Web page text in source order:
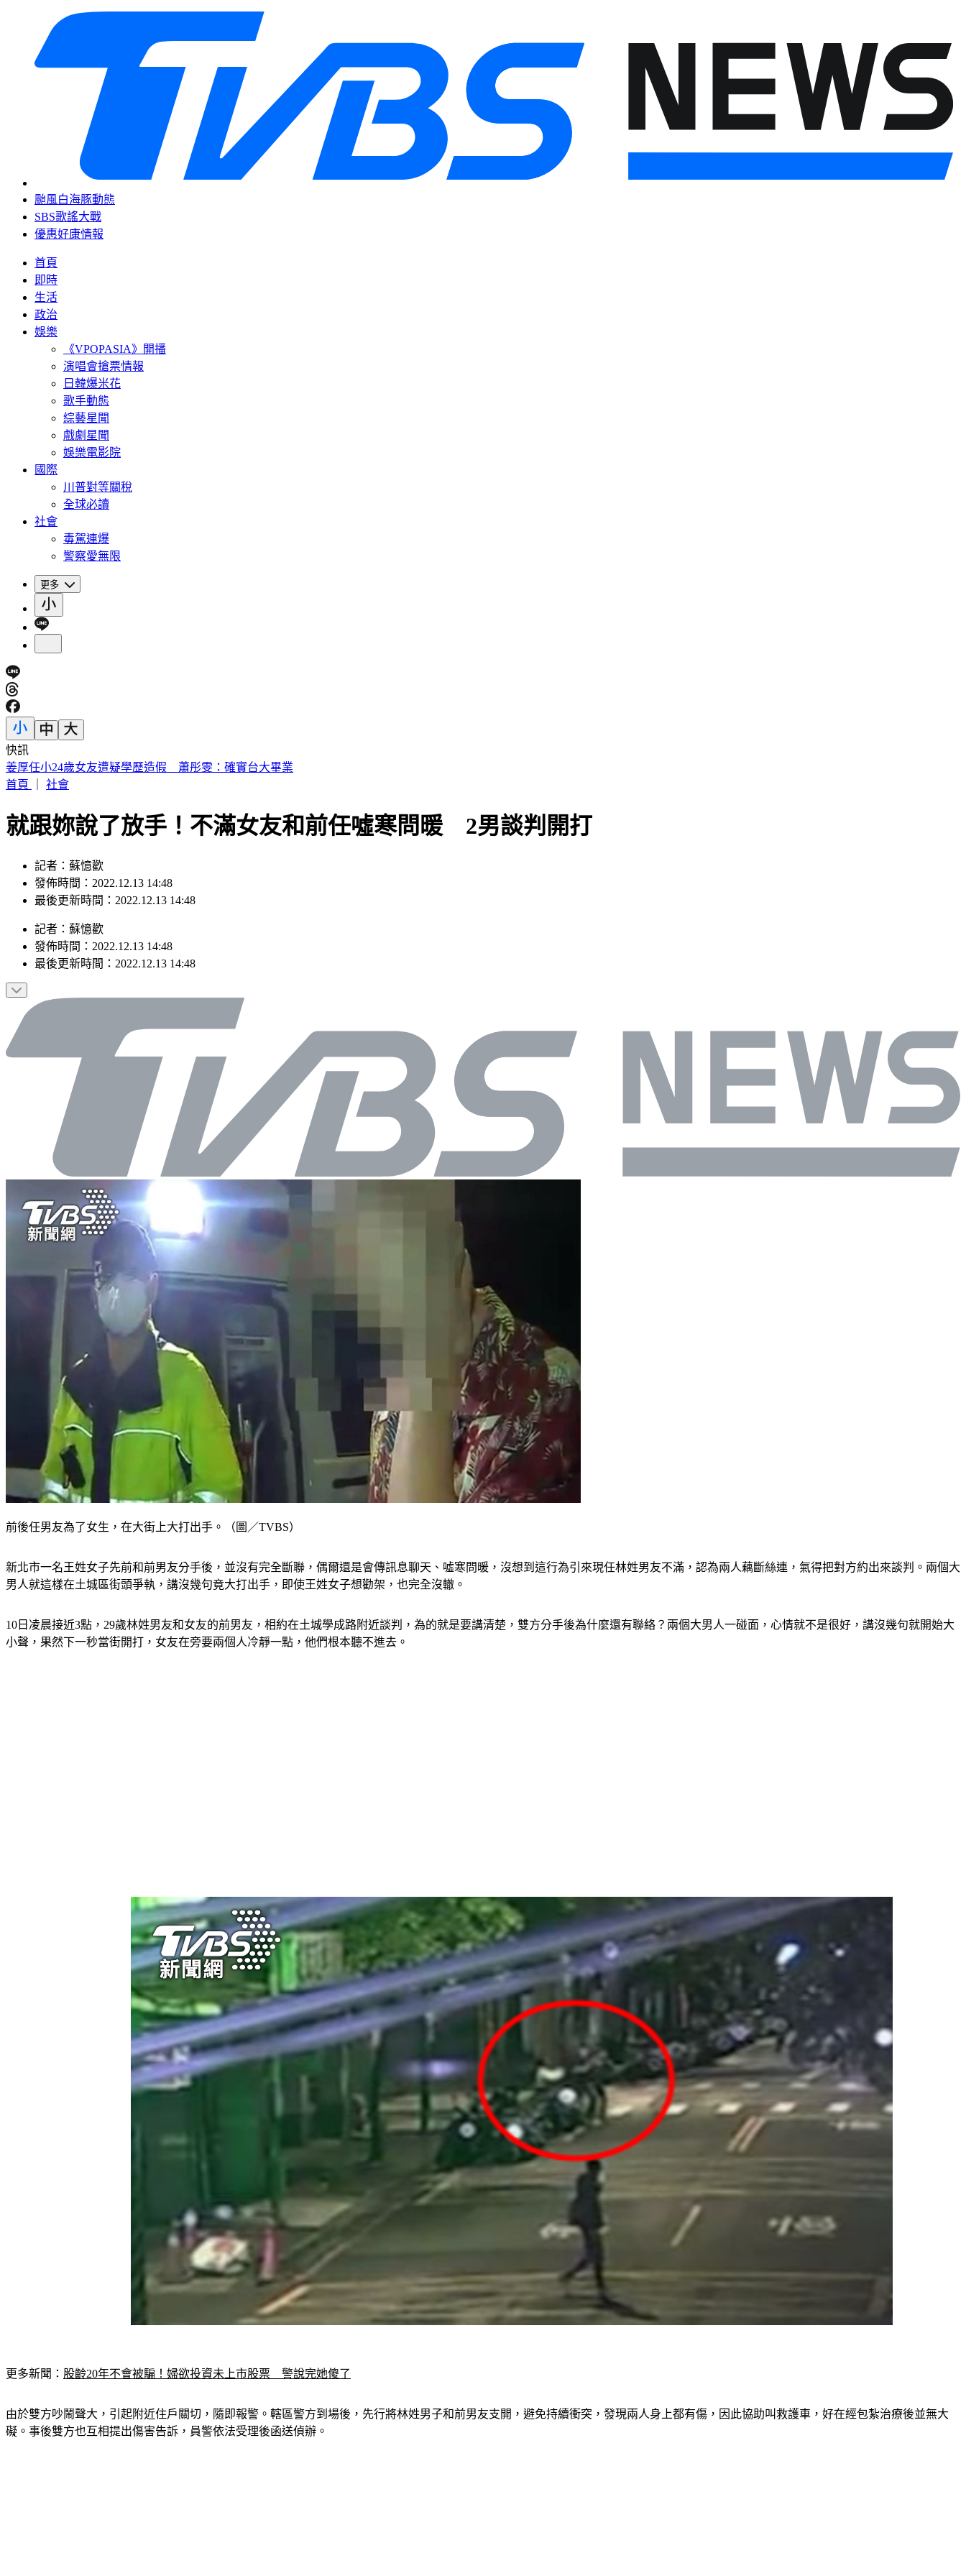
颱風白海豚動態
SBS歌謠大戰
優惠好康情報
首頁
即時
生活
政治
娛樂
《VPOPASIA》開播
演唱會搶票情報
日韓爆米花
歌手動態
綜藝星聞
戲劇星聞
娛樂電影院
國際
川普對等關稅
全球必讀
社會
毒駕連爆
警察愛無限
更多
快訊
漢光演習出包！民用貨車運彈藥掉落 105榴彈砲滿地滾
首頁
社會
就跟妳說了放手！不滿女友和前任噓寒問暖 2男談判開打
記者：蘇憶歡
發佈時間：2022.12.13 14:48
最後更新時間：2022.12.13 14:48
記者 ： 蘇憶歡
發佈時間： 2022.12.13 14:48
最後更新時間： 2022.12.13 14:48
前後任男友為了女生，在大街上大打出手。（圖／TVBS）
新北市一名王姓女子先前和前男友分手後，並沒有完全斷聯，偶爾還是會傳訊息聊天、噓寒問暖，沒想到這行為引來現任林姓男友不滿，認為兩人藕斷絲連，氣得把對方約出來談判。兩個大
男人就這樣在土城區街頭爭執，講沒幾句竟大打出手，即使王姓女子想勸架，也完全沒轍。
10日凌晨接近3點，29歲林姓男友和女友的前男友，相約在土城學成路附近談判，為的就是要講清楚，雙方分手後為什麼還有聯絡？兩個大男人一碰面，心情就不是很好，講沒幾句就開始大
小聲，果然下一秒當街開打，女友在旁要兩個人冷靜一點，他們根本聽不進去。
更多新聞： 股齡20年不會被騙！婦欲投資未上市股票　警說完她傻了
由於雙方吵鬧聲大，引起附近住戶關切，隨即報警。轄區警方到場後，先行將林姓男子和前男友支開，避免持續衝突，發現兩人身上都有傷，因此協助叫救護車，好在經包紮治療後並無大
礙。事後雙方也互相提出傷害告訴，員警依法受理後函送偵辦。